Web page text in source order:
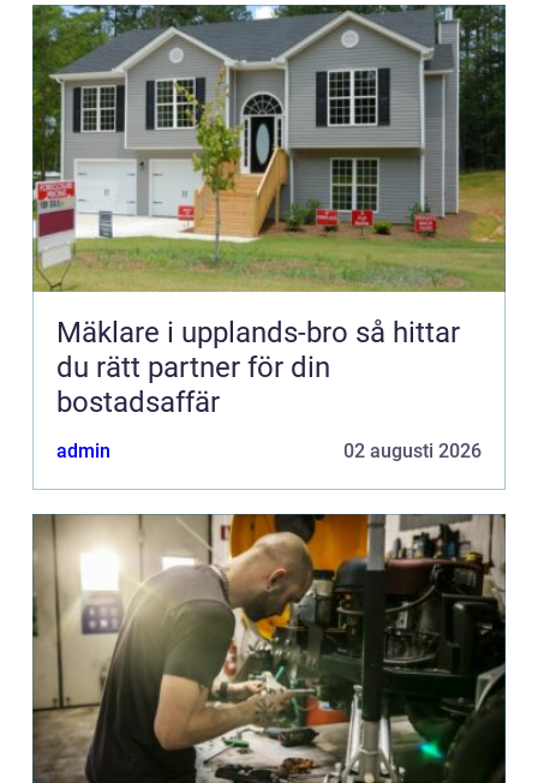
Mäklare i upplands-bro så hittar
du rätt partner för din
bostadsaffär
admin 02 augusti 2026